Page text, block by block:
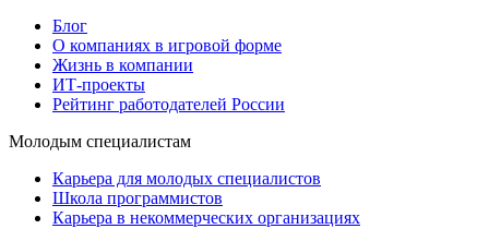
Блог
О компаниях в игровой форме
Жизнь в компании
ИТ-проекты
Рейтинг работодателей России
Молодым специалистам
Карьера для молодых специалистов
Школа программистов
Карьера в некоммерческих организациях